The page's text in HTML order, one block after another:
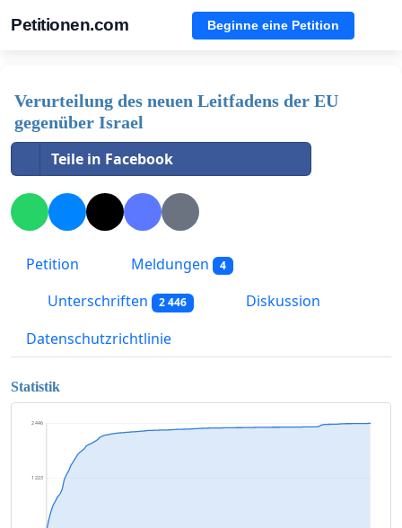
Petitionen.com Beginne eine Petition
Verurteilung des neuen Leitfadens der EU
gegenüber Israel
Teile in Facebook
Petition Meldungen 4
Unterschriften 2 446
Diskussion
Datenschutzrichtlinie
Statistik
1 223
2 446